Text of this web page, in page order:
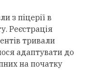
з піцерії в
Реєстрація
тривали
адаптувати до
на початку